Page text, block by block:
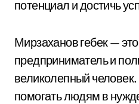
потенциал и достичь
Мирзаханов гебек —
предприниматель и
великолепный
помогать людям в